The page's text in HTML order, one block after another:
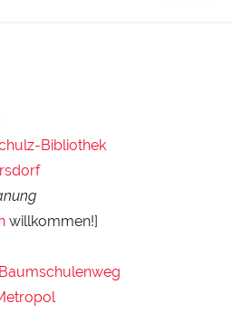
Bibliothek
willkommen!]